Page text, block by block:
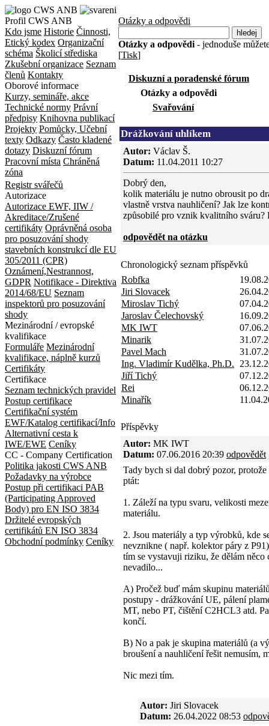
Profil CWS ANB
Kdo jsme Historie Činnosti,
Etický kodex Organizační
schéma Školicí střediska
Zkušební organizace Seznam
členů Kontakty
Oborové informace
Kurzy, semináře, akce
Technické normy Právní
předpisy Knihovna publikací
Projekty Pomůcky, Učební
texty Odkazy Často kladené
dotazy Diskuzní fórum
Pracovní místa Chráněná
zóna
Registr svářečů
Autorizace
Autorizace EWF, IIW /
Akreditace/Zrušené
certifikáty Oprávněná osoba
pro posuzování shody
stavebních konstrukcí dle EU
305/2011 (CPR)
Oznámení,Nestrannost,
GDPR Notifikace - Direktiva
2014/68/EU Seznam
inspektorů pro posuzování
shody
Mezinárodní / evropské
kvalifikace
Formuláře Mezinárodní
kvalifikace, náplně kurzů
Certifikáty
Certifikace
Seznam technických pravidel
Postup certifikace
Certifikační systém
EWF/Katalog certifikací/Info
Alternativní cesta k
IWE/EWE Ceníky
CC - Company Certification
Politika jakosti CWS ANB
Požadavky na výrobce
Postup při certifikaci PAB
(Participating Approved
Body) pro EN ISO 3834
Držitelé evropských
certifikátů EN ISO 3834
Obchodní podmínky Ceníky
Otázky a odpovědi
Otázky a odpovědi - jednoduše
[Tisk]
Diskuzní a poradenské fórum
Otázky a odpovědi
Svařování
Drážkování uhlíkem
Autor: Václav Š.
Datum: 11.04.2011 10:27
Dobrý den,
kolik materiálu je nutno obrousit po
vlastně vrstva nauhličení? Jak lze
způsobilé pro vznik kvalitního sváru?
odpovědět na otázku
Chronologický seznam příspěvků
Robfka
Jiri Slovacek
Miroslav Tichý
Jaroslav Čelechovský
MK IWT
Minarik
Pavel Mach
Ing. Vladimír Kudělka, Ph.D.
Jiří Tichý
Rei
Minařík
Příspěvky
Autor: MK IWT
Datum: 07.06.2016 20:39 odpovědět
Tady bych si dal dobrý pozor,
ptát:
1. Záleží na typu svaru, velikosti
materiálu.
2. Jsou materiály a typ výrobků, kde
nevznikne ( např. kolektor páry z
tím se vystavuji riziku, že dělám něco
nevadilo...
A) Pročež buď mám skupinu
postupy - drážkování UE, pálení
MT, nebo PT, čištění C2HCL3 atd.
končí.
B) No a pak je skupina materiálů (a
broušení a nauhličení řešit nemusím,
Nic mezi tím.
Autor: Jiri Slovacek
Datum: 26.04.2022 08:53